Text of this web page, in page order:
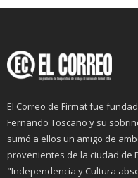
El Correo de Firmat fue
Fernando Toscano y su
sumó a ellos un amigo de
provenientes de la ciudad de
"Independencia y Cultura